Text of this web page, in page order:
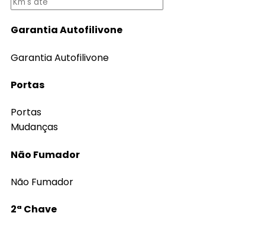
Garantia Autofilivone
Garantia Autofilivone
Portas
Portas
Mudanças
Não Fumador
Não Fumador
2ª Chave